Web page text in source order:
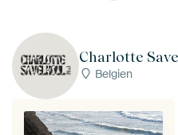
Charlotte
Belgien